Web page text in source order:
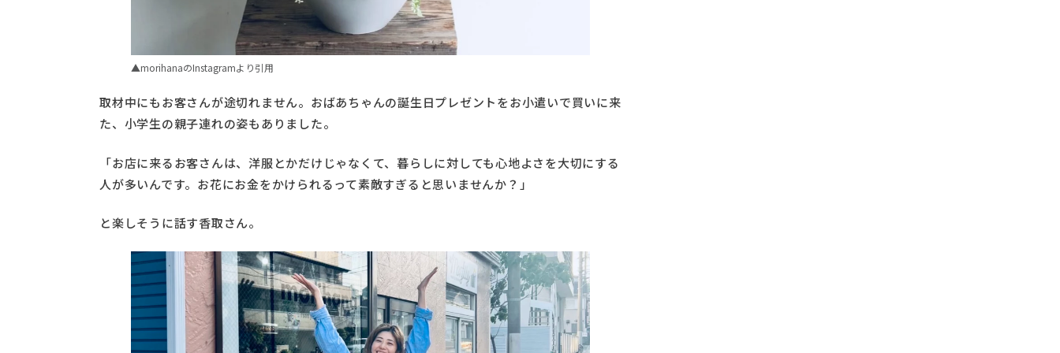
▲morihanaのInstagramより引用
取材中にもお客さんが途切れません。おばあちゃんの誕生日プレゼントをお小遣いで買いに来
た、小学生の親子連れの姿もありました。
「お店に来るお客さんは、洋服とかだけじゃなくて、暮らしに対しても心地よさを大切にする
人が多いんです。お花にお金をかけられるって素敵すぎると思いませんか？」
と楽しそうに話す香取さん。